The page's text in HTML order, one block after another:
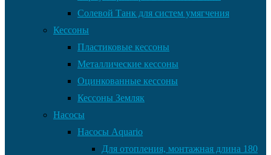
Солевой Танк для систем умягчения
Кессоны
Пластиковые кессоны
Металлические кессоны
Оцинкованные кессоны
Кессоны Земляк
Насосы
Насосы Aquario
Для отопления, монтажная длина 180